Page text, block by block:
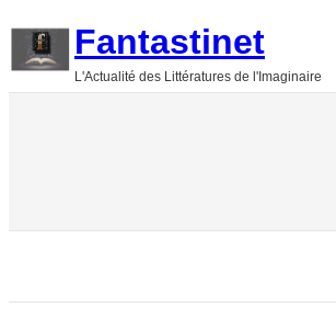
Fantastinet
L'Actualité des Littératures de l'Imaginaire